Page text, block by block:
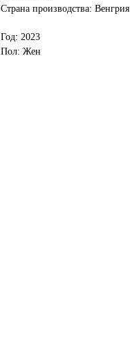
Страна производства: Венгрия
Год: 2023
Пол: Жен